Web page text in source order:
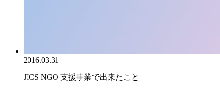
2016.03.31
JICS NGO 支援事業で出来たこと